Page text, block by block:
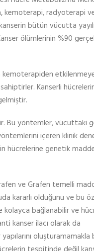
kemoterapi, radyoterapi
bütün vücutta
ölümlerinin %90
Kanserli
Bu yöntemler, vücuttaki
içeren klinik
hücrelerine genetik
ve Grafen temelli
kararlı olduğunu ve bu
bağlanabilir ve
kanser ilacı olarak da